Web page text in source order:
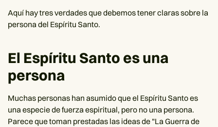
Aquí hay tres verdades que debemos tener claras sobre la
persona del Espíritu Santo.
El Espíritu Santo es una
persona
Muchas personas han asumido que el Espíritu Santo es
una especie de fuerza espiritual, pero no una persona.
Parece que toman prestadas las ideas de "La Guerra de